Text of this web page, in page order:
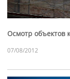
Осмотр объектов
07/08/2012